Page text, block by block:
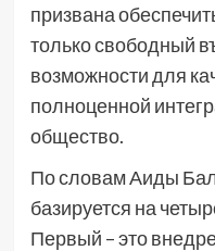
призвана
только свободный
возможности для
полноценной
общество.
По словам Аиды
базируется на
Первый – это